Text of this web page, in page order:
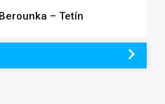
– Tetín